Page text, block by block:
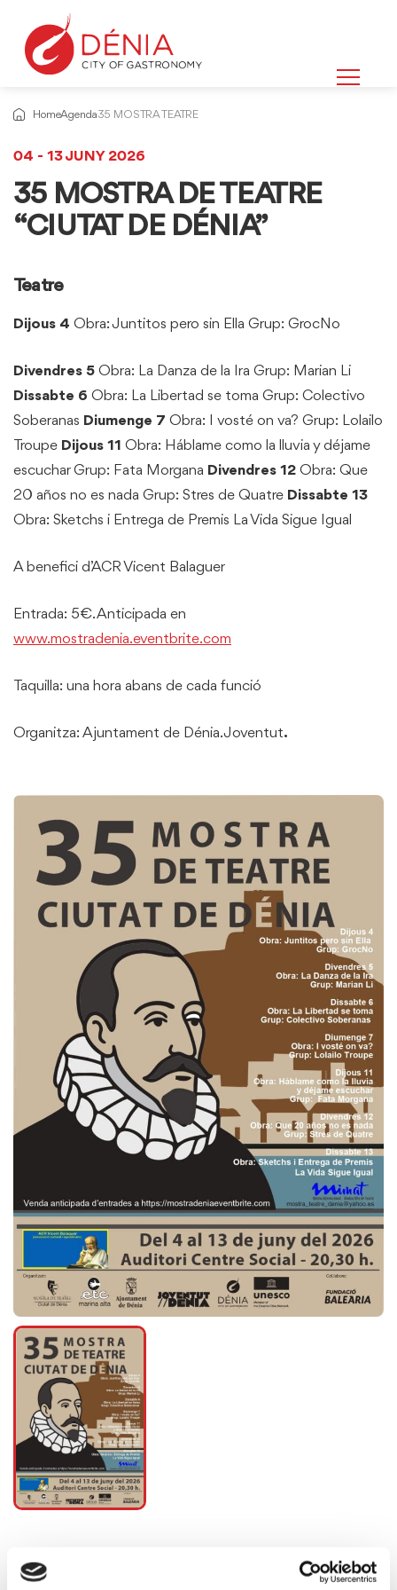
HomeAgenda35 MOSTRA TEATRE
04 - 13 JUNY 2026
35 MOSTRA DE TEATRE
“CIUTAT DE DÉNIA”
Teatre
Dijous 4 Obra: Juntitos pero sin Ella Grup: GrocNo
Divendres 5 Obra: La Danza de la Ira Grup: Marian Li
Dissabte 6 Obra: La Libertad se toma Grup: Colectivo
Soberanas Diumenge 7 Obra: I vosté on va? Grup: Lolailo
Troupe Dijous 11 Obra: Háblame como la lluvia y déjame
escucharGrup: Fata Morgana Divendres 12 Obra: Que
20 años no es nada Grup: Stres de Quatre Dissabte 13
Obra: Sketchs i Entrega de Premis La Vida Sigue Igual
A benefici d’ACR Vicent Balaguer
Entrada: 5€. Anticipada en
www.mostradenia.eventbrite.com
Taquilla: una hora abans de cada funció
Organitza: Ajuntament de Dénia. Joventut.